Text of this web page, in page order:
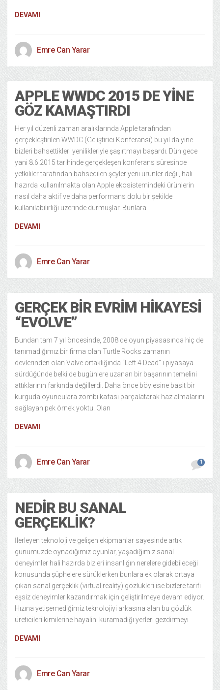
DEVAMI
Emre Can Yarar
APPLE WWDC 2015 DE YINE
GÖZ KAMAŞTIRDI
Her yıl düzenli zaman aralıklarında Apple tarafından
gerçekleştirilen WWDC (Geliştirici Konferansı) bu yıl da yine
bizleri bahsettikleri yenilikleriyle şaşırtmayı başardı. Dün gece
yani 8.6.2015 tarihinde gerçekleşen konferans süresince
yetkililer tarafından bahsedilen şeyler yeni ürünler değil, hali
hazırda kullanılmakta olan Apple ekosistemindeki ürünlerin
nasıl daha aktif ve daha performans dolu bir şekilde
kullanılabilirliği üzerinde durmuşlar. Bunlara
DEVAMI
Emre Can Yarar
GERÇEK BIR EVRIM HIKAYESI
“EVOLVE”
Bundan tam 7 yıl öncesinde, 2008 de oyun piyasasında hiç de
tanımadığımız bir firma olan Turtle Rocks zamanın
devlerinden olan Valve ortaklığında “Left 4 Dead” i piyasaya
sürdüğünde belki de bugünlere uzanan bir başarının temelini
attıklarının farkında değillerdi. Daha önce böylesine basit bir
kurguda oyunculara zombi kafası parçalatarak haz almalarını
sağlayan pek örnek yoktu. Olan
DEVAMI
Emre Can Yarar 1
NEDIR BU SANAL
GERÇEKLIK?
İlerleyen teknoloji ve gelişen ekipmanlar sayesinde artık
günümüzde oynadığımız oyunlar, yaşadığımız sanal
deneyimler hali hazırda bizleri insanlığın nerelere gidebileceği
konusunda şüphelere sürüklerken bunlara ek olarak ortaya
çıkan sanal gerçeklik (virtual reality) gözlükleri ise bizlere tarifi
eşsiz deneyimler kazandırmak için geliştirilmeye devam ediyor.
Hızına yetişemediğimiz teknolojiyi arkasına alan bu gözlük
üreticileri kimilerine hayalini kuramadığı yerleri gezdirmeyi
DEVAMI
Emre Can Yarar